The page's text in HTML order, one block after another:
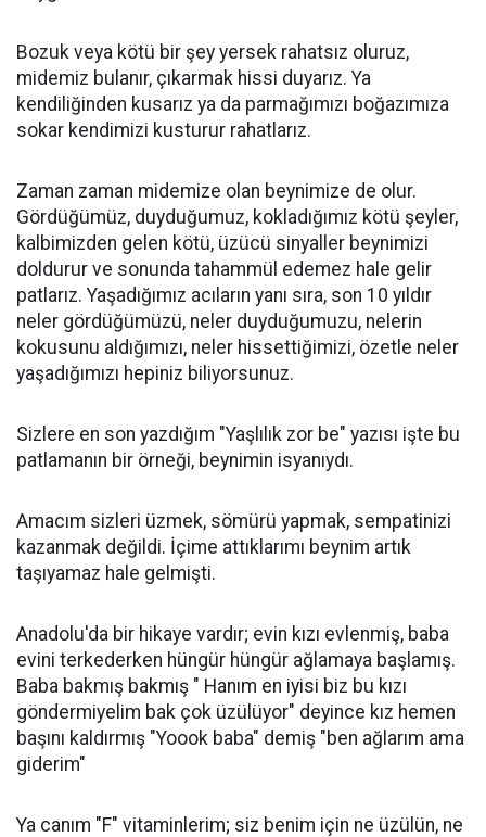
Bozuk veya kötü bir şey yersek rahatsız oluruz,
midemiz bulanır, çıkarmak hissi duyarız. Ya
kendiliğinden kusarız ya da parmağımızı boğazımıza
sokar kendimizi kusturur rahatlarız.
Zaman zaman midemize olan beynimize de olur.
Gördüğümüz, duyduğumuz, kokladığımız kötü şeyler,
kalbimizden gelen kötü, üzücü sinyaller beynimizi
doldurur ve sonunda tahammül edemez hale gelir
patlarız. Yaşadığımız acıların yanı sıra, son 10 yıldır
neler gördüğümüzü, neler duyduğumuzu, nelerin
kokusunu aldığımızı, neler hissettiğimizi, özetle neler
yaşadığımızı hepiniz biliyorsunuz.
Sizlere en son yazdığım "Yaşlılık zor be" yazısı işte bu
patlamanın bir örneği, beynimin isyanıydı.
Amacım sizleri üzmek, sömürü yapmak, sempatinizi
kazanmak değildi. İçime attıklarımı beynim artık
taşıyamaz hale gelmişti.
Anadolu'da bir hikaye vardır; evin kızı evlenmiş, baba
evini terkederken hüngür hüngür ağlamaya başlamış.
Baba bakmış bakmış " Hanım en iyisi biz bu kızı
göndermiyelim bak çok üzülüyor" deyince kız hemen
başını kaldırmış "Yoook baba" demiş "ben ağlarım ama
giderim"
Ya canım "F" vitaminlerim; siz benim için ne üzülün, ne